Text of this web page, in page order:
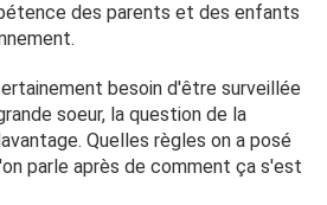
des parents et des enfants
besoin d'être surveillée
soeur, la question de la
Quelles règles on a posé
parle après de comment ça s'est